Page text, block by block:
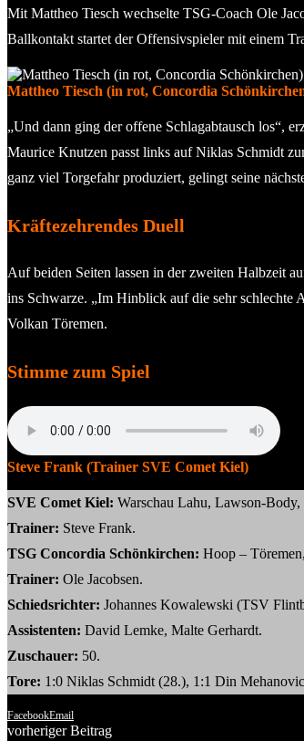
Mit Mattheo Tiesch wechselte TSG-Coach Ole
Ballkontakt startet der Offensivspieler mit einem
Mattheo Tiesch (in rot, Concordia
„Und dann ging der offene Schlagabtausch los“,
Maurice Knutzen passt links auf Niklas Schmidt
ganz viel Torgefahr produziert, gelingt seine
Kräftezehrendes Duell
Auf beiden Seiten lassen in der zweiten Halbzeit
ins Schwarze. „Im Hinblick auf die sehr schlechte
Volkan Töremen.
Stimme zum Spiel
Steve Frank (Trainer SVE Comet Kiel)
SVE Comet Kiel: Warschau Lahu, Lawson-Body,
Trainer: Steve Frank.
TSG Concordia Schönkirchen: Hoop –
Trainer: Ole Jacobsen.
Schiedsrichter: Johannes Kowalewski (TSV
Assistenten: David Lemke, Malte Gerhardt.
Zuschauer: 50.
Tore: 1:0 Niklas Schmidt (28.), 1:1 Din
FacebookEmail
vorheriger Beitrag